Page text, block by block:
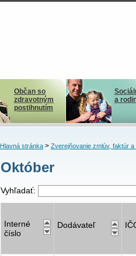
Občan so
zdravotným
postihnutím
a
Hlavná stránka> Zverejňovanie zmlúv, faktúr a
Október
Vyhľadať:
Interné
číslo
Dodávateľ